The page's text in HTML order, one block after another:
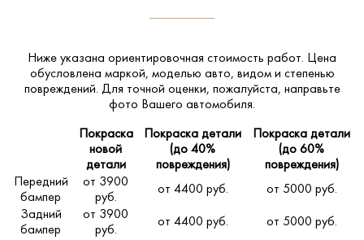
Ниже указана ориентировочная стоимость работ. Цена
обусловлена маркой, моделью авто, видом и степенью
повреждений. Для точной оценки, пожалуйста, направьте
фото Вашего автомобиля.
Покраска
новой
детали
Покраска детали
(до 40%
повреждения)
Покраска детали
(до 60%
повреждения)
Передний
бампер
от 3900
руб.
от 4400 руб.
от 5000 руб.
Задний
бампер
от 3900
руб.
от 4400 руб.
от 5000 руб.